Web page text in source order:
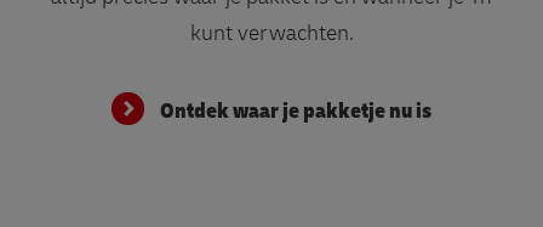
kunt verwachten.
Ontdek waar je pakketje nu is